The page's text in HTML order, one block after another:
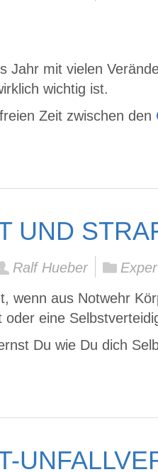
Jahr mit vielen
wichtig ist.
Zeit zwischen den
UND
Ralf Hueber
wenn aus Notwehr
eine
Du wie Du dich